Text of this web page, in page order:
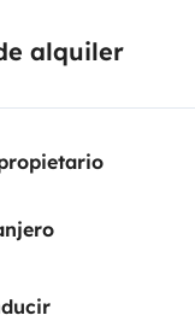
alquiler